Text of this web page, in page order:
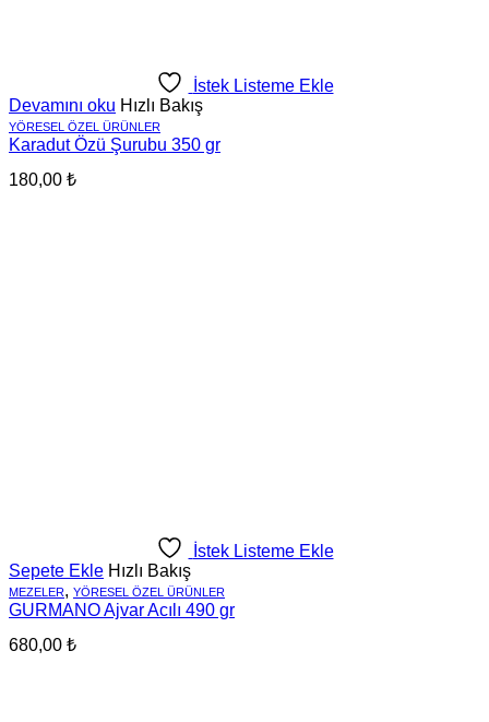
İstek Listeme Ekle
Devamını oku Hızlı Bakış
YÖRESEL ÖZEL ÜRÜNLER
Karadut Özü Şurubu 350 gr
180,00 ₺
İstek Listeme Ekle
Sepete Ekle Hızlı Bakış
MEZELER, YÖRESEL ÖZEL ÜRÜNLER
GURMANO Ajvar Acılı 490 gr
680,00 ₺